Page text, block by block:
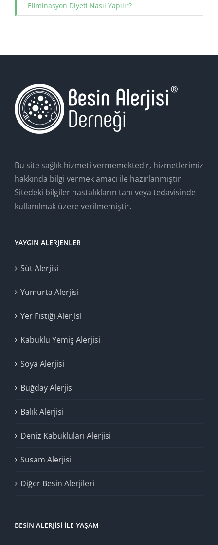
Eliminasyon Diyeti Nasıl Yapılır?
Bu site sağlık hizmeti vermemektedir, hizmetlerimiz
hakkında bilgi vermek amacı ile hazırlanmıştır.
Sitedeki bilgiler hastalıkların tanı veya tedavisinde
kullanılmak üzere verilmemiştir.
YAYGIN ALERJENLER
Süt Alerjisi
Yumurta Alerjisi
Yer Fıstığı Alerjisi
Kabuklu Yemiş Alerjisi
Soya Alerjisi
Buğday Alerjisi
Balık Alerjisi
Deniz Kabukluları Alerjisi
Susam Alerjisi
Diğer Besin Alerjileri
BESIN ALERJISI İLE YAŞAM